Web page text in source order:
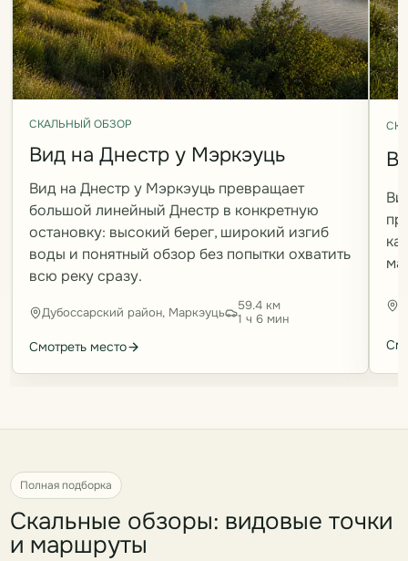
СКАЛЬНЫЙ ОБЗОР
Вид на Днестр у Мэркэуць
Вид на Днестр у Мэркэуць превращает
большой линейный Днестр в конкретную
остановку: высокий берег, широкий изгиб
воды и понятный обзор без попытки охватить
всю реку сразу.
Дубоссарский район, Маркэуць
59.4 км
1 ч 6 мин
Смотреть место
Полная подборка
Скальные обзоры: видовые точки
и маршруты